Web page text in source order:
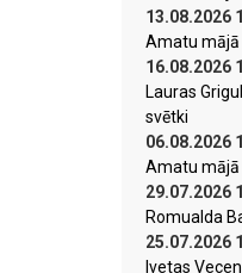
13.08.2026
Amatu mājā
16.08.2026
Lauras
svētki
06.08.2026
Amatu mājā
29.07.2026
Romualda
25.07.2026
Ivetas